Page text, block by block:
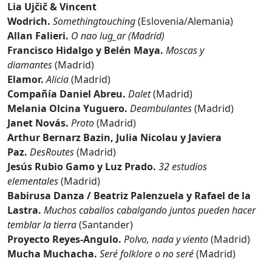
Lia Ujčič & Vincent
Wodrich. Somethingtouching(Eslovenia/Alemania)
Allan Falieri. O nao lug_ar(Madrid)
Francisco Hidalgo y Belén Maya. Moscas y
diamantes(Madrid)
Elamor. Alicia(Madrid)
Compañía Daniel Abreu. Dalet(Madrid)
Melania Olcina Yuguero. Deambulantes(Madrid)
Janet Novás. Proto(Madrid)
Arthur Bernarz Bazin, Julia Nicolau y Javiera
Paz. DesRoutes(Madrid)
Jesús Rubio Gamo y Luz Prado. 32 estudios
elementales(Madrid)
Babirusa Danza / Beatriz Palenzuela y Rafael de la
Lastra. Muchos caballos cabalgando juntos pueden hacer
temblar la tierra(Santander)
Proyecto Reyes-Angulo. Polvo, nada y viento(Madrid)
Mucha Muchacha. Seré folklore o no seré(Madrid)